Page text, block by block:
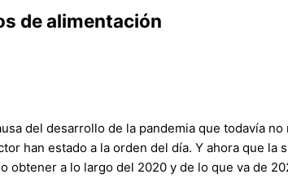
de alimentación
del desarrollo de la pandemia que todavía
han estado a la orden del día. Y ahora que la
a lo largo del 2020 y de lo que va de